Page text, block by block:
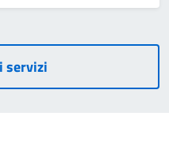
servizi